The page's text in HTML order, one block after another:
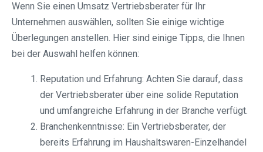
Wenn Sie einen Umsatz Vertriebsberater für Ihr
Unternehmen auswählen, sollten Sie einige wichtige
Überlegungen anstellen. Hier sind einige Tipps, die Ihnen
bei der Auswahl helfen können:
Reputation und Erfahrung: Achten Sie darauf, dass
der Vertriebsberater über eine solide Reputation
und umfangreiche Erfahrung in der Branche verfügt.
Branchenkenntnisse: Ein Vertriebsberater, der
bereits Erfahrung im Haushaltswaren-Einzelhandel